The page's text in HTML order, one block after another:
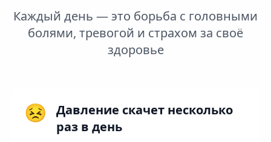
Каждый день — это борьба с головными
болями, тревогой и страхом за своё
здоровье
😣
Давление скачет несколько
раз в день